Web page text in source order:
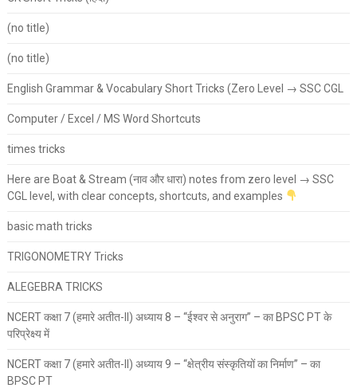
(no title)
(no title)
English Grammar & Vocabulary Short Tricks (Zero Level → SSC CGL
Computer / Excel / MS Word Shortcuts
times tricks
Here are Boat & Stream (नाव और धारा) notes from zero level → SSC
CGL level, with clear concepts, shortcuts, and examples
basic math tricks
TRIGONOMETRY Tricks
ALEGEBRA TRICKS
NCERT कक्षा 7 (हमारे अतीत-II) अध्याय 8 – “ईश्वर से अनुराग” – का BPSC PT के
परिप्रेक्ष्य में
NCERT कक्षा 7 (हमारे अतीत-II) अध्याय 9 – “क्षेत्रीय संस्कृतियों का निर्माण” – का
BPSC PT